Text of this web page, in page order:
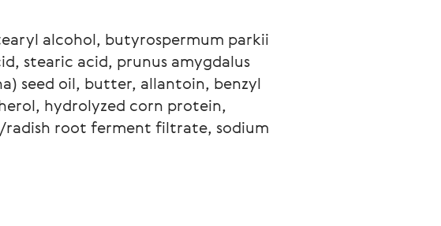
alcohol, butyrospermum parkii
stearic acid, prunus amygdalus
seed oil, butter, allantoin, benzyl
hydrolyzed corn protein,
root ferment filtrate, sodium